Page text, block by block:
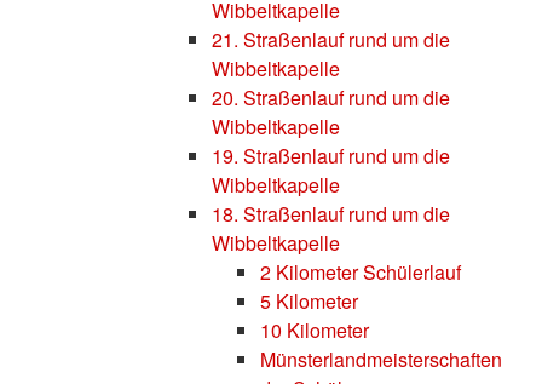
Wibbeltkapelle
21. Straßenlauf rund um die
Wibbeltkapelle
20. Straßenlauf rund um die
Wibbeltkapelle
19. Straßenlauf rund um die
Wibbeltkapelle
18. Straßenlauf rund um die
Wibbeltkapelle
2 Kilometer Schülerlauf
5 Kilometer
10 Kilometer
Münsterlandmeisterschaften